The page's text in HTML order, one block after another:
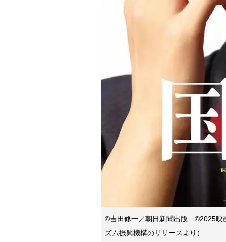
©吉田修一／朝日新聞出版 ©2025映
ズム振興機構のリリースより）